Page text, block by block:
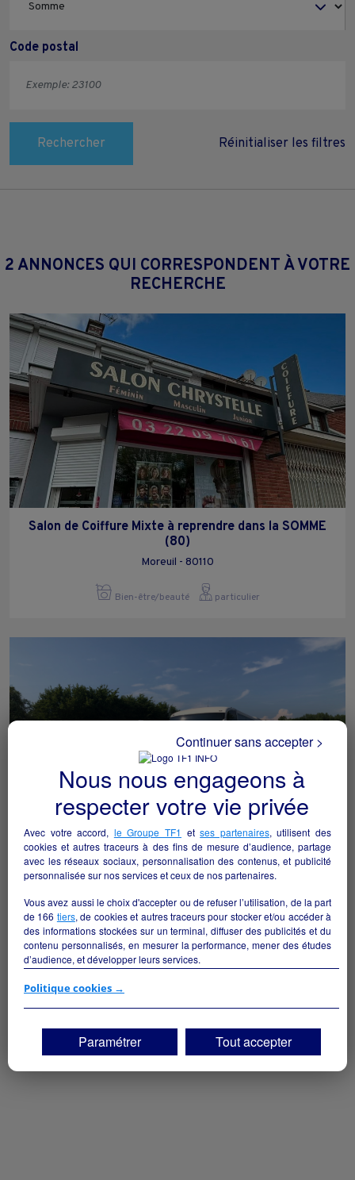
Code postal
Rechercher Réinitialiser les filtres
2 ANNONCES QUI CORRESPONDENT À VOTRE
RECHERCHE
Salon de Coiffure Mixte à reprendre dans la SOMME
(80)
Moreuil - 80110
Bien-être/beauté particulier
Garage poids lourd et autocars
Rambures - 80140
Commerce de détail non alimentaire particulier
Nous nous engageons à
respecter votre vie privée
Avec votre accord, le Groupe TF1 etses partenaires, utilisent des
cookies et autres traceurs à des fins de mesure d’audience, partage
avec les réseaux sociaux, personnalisation des contenus, et publicité
personnalisée sur nos services et ceux de nos partenaires.
Vous avez aussi le choix d'accepter ou de refuser l’utilisation, de la part
de 166 tiers, de cookies et autres traceurs pour stocker et/ou accéder à
des informations stockées sur un terminal, diffuser des publicités et du
contenu personnalisés, en mesurer la performance, mener des études
d’audience, et développer leurs services.
Si vous continuez sans accepter, les fonctionnalités liées à la
vos centres d'intérêt. Seuls lescookies/traceurs techniquesseront
déposés et lus sur votre terminal.
Vous pouvez exprimer vos choix en cliquant sur "Tout accepter",
Politique cookies →
Paramétrer
Continuer sans accepter >
Tout accepter